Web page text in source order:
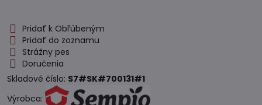
Pridať k Obľúbeným
Pridať do zoznamu
Strážny pes
Doručenia
Skladové číslo: S7#SK#700131#1
Výrobca: